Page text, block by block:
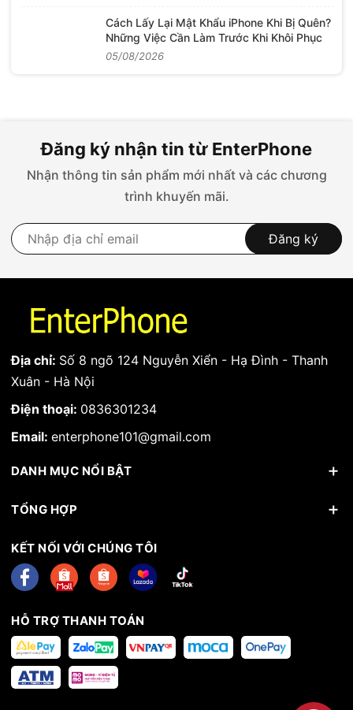
Cách Lấy Lại Mật Khẩu iPhone Khi Bị Quên?
Những Việc Cần Làm Trước Khi Khôi Phục
05/08/2026
Đăng ký nhận tin từ EnterPhone
Nhận thông tin sản phẩm mới nhất và các chương
trình khuyến mãi.
Đăng ký
Địa chỉ: Số 8 ngõ 124 Nguyễn Xiển - Hạ Đình - Thanh
Xuân - Hà Nội
Điện thoại: 0836301234
Email: enterphone101@gmail.com
DANH MỤC NỔI BẬT
TỔNG HỢP
KẾT NỐI VỚI CHÚNG TÔI
HỖ TRỢ THANH TOÁN